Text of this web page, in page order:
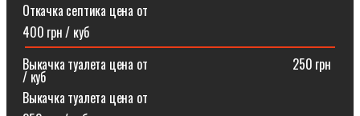
Откачка септика цена от
400 грн / куб
Выкачка туалета цена от ⠀⠀⠀⠀⠀⠀⠀⠀⠀⠀⠀⠀⠀⠀⠀250 грн
/ куб
Выкачка туалета цена от